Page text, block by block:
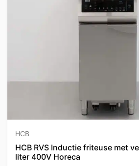
HCB
HCB RVS Inductie friteuse met
liter 400V Horeca